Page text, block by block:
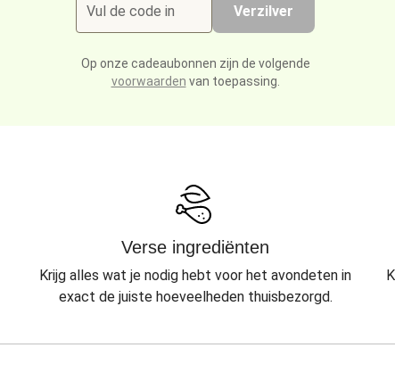
Vul de code in Verzilver
Op onze cadeaubonnen zijn de volgende
voorwaarden van toepassing.
Verse ingrediënten
Krijg alles wat je nodig hebt voor het avondeten in
exact de juiste hoeveelheden thuisbezorgd.